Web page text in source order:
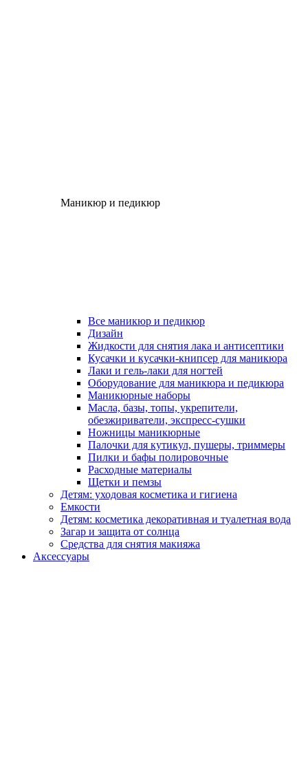
Маникюр и педикюр
Все маникюр и педикюр
Дизайн
Жидкости для снятия лака и антисептики
Кусачки и кусачки-книпсер для маникюра
Лаки и гель-лаки для ногтей
Оборудование для маникюра и педикюра
Маникюрные наборы
Масла, базы, топы, укрепители,
обезжириватели, экспресс-сушки
Ножницы маникюрные
Палочки для кутикул, пушеры, триммеры
Пилки и бафы полировочные
Расходные материалы
Щетки и пемзы
Детям: уходовая косметика и гигиена
Емкости
Детям: косметика декоративная и туалетная вода
Загар и защита от солнца
Средства для снятия макияжа
Аксессуары